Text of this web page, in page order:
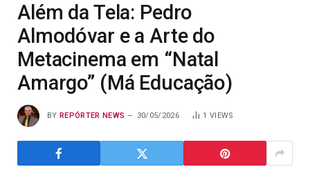
Além da Tela: Pedro
Almodóvar e a Arte do
Metacinema em “Natal
Amargo” (Má Educação)
BY REPÓRTER NEWS 30/05/2026 1 VIEWS